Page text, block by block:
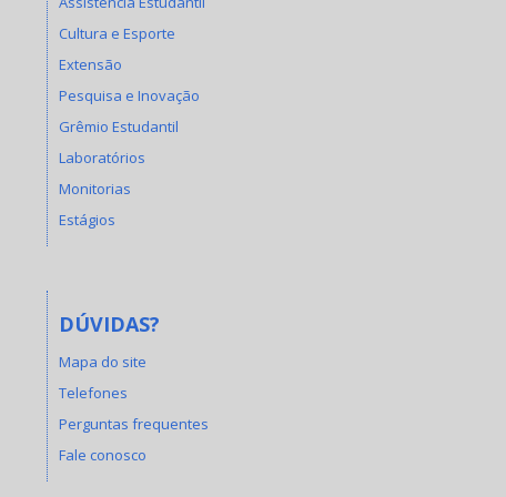
Cultura e Esporte
Extensão
Pesquisa e Inovação
Grêmio Estudantil
Laboratórios
Monitorias
Estágios
DÚVIDAS?
Mapa do site
Telefones
Perguntas frequentes
Fale conosco